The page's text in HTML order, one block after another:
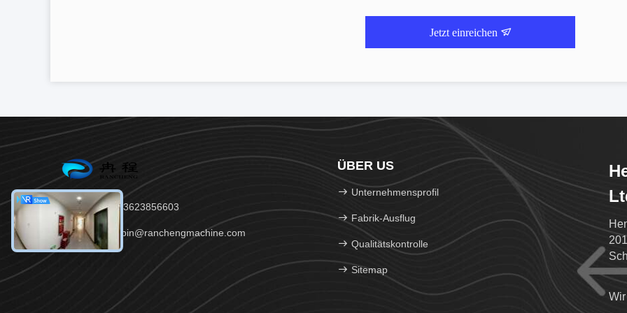
Jetzt einreichen
Tel.：86--13623856603
E-Mail：robin@ranchengmachine.com
ÜBER US
Unternehmensprofil
Fabrik-Ausflug
Qualitätskontrolle
Sitemap